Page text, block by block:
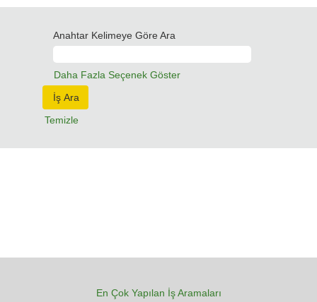
Anahtar Kelimeye Göre Ara
Daha Fazla Seçenek Göster
Temizle
En Çok Yapılan İş Aramaları